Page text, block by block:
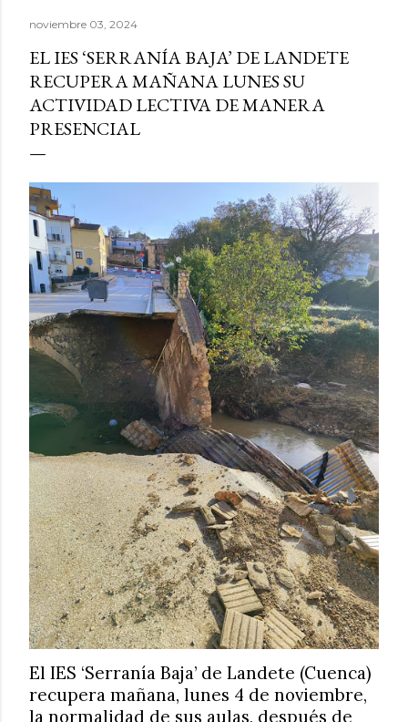
noviembre 03, 2024
EL IES ‘SERRANÍA BAJA’ DE LANDETE
RECUPERA MAÑANA LUNES SU
ACTIVIDAD LECTIVA DE MANERA
PRESENCIAL
El IES ‘Serranía Baja’ de Landete (Cuenca)
recupera mañana, lunes 4 de noviembre,
la normalidad de sus aulas, después de